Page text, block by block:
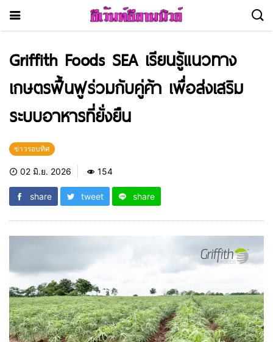
Griffith Foods SEA เรียนรู้แนวทาง
เกษตรฟื้นฟูร่วมกับคู่ค้า เพื่อส่งเสริม
ระบบอาหารที่ยั่งยืน
ข่าวรอบทิศ
02 มิ.ย. 2026 154
share tweet share